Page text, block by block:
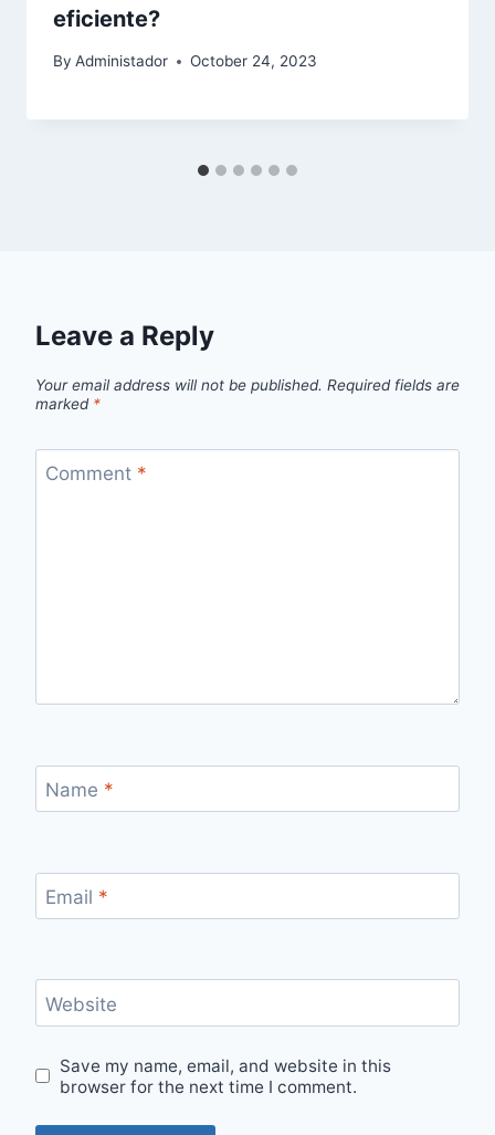
eficiente?
By Administador October 24, 2023
Leave a Reply
Your email address will not be published. Required fields are
marked *
Comment *
Name *
Email *
Website
Save my name, email, and website in this
browser for the next time I comment.